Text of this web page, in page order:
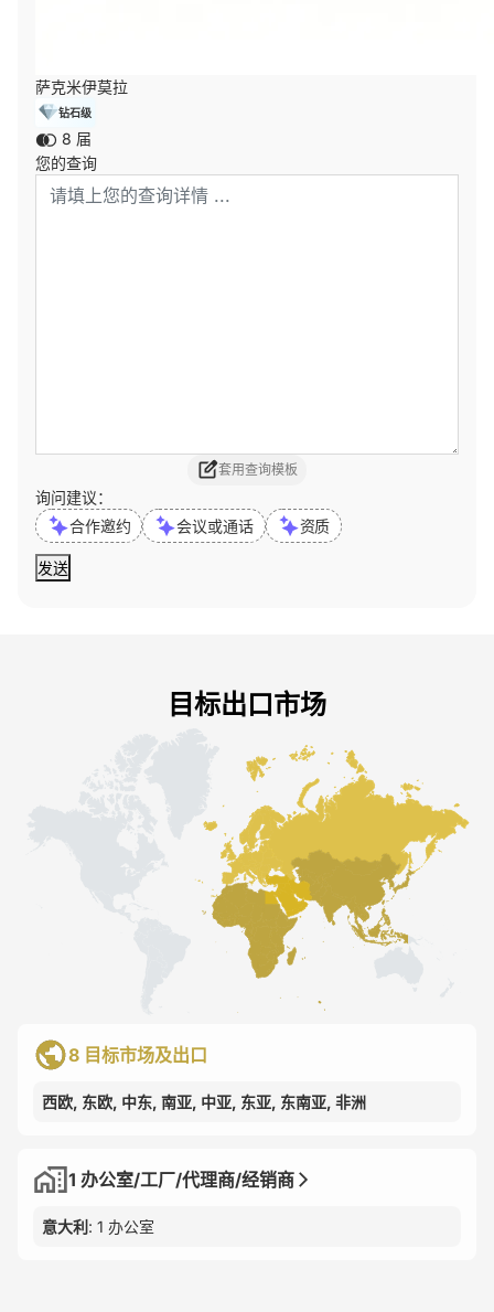
萨克米伊莫拉
钻石级
8 届
您的查询
套用查询模板
询问建议：
合作邀约
会议或通话 资质
发送
目标出口市场
8 目标市场及出口
西欧, 东欧, 中东, 南亚, 中亚, 东亚, 东南亚, 非洲
1 办公室/工厂/代理商/经销商
意大利 : 1 办公室